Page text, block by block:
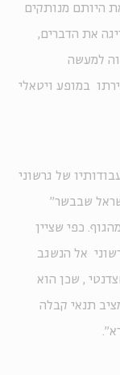
היותם מנותקים
את הדברים,
למעשה
במופע ויטאלי
של גרשוני
שבבשר"
כפי שציין
אל הנשגב
, שכן הוא
תנאי קבלה